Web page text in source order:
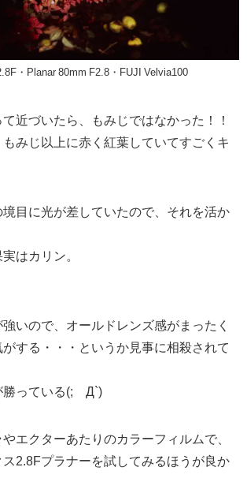
・Planar 80mm F2.8・FUJI Velvia100
近づいたら、もみじではなかった！！
みじ以上に赤く紅葉していてすごくキ
目に光が差していたので、それを活か
はカリン。
いので、オールドレンズ感がまったく
する・・・というか見事に相殺されて
勝っている(;´Д`)
エクターあたりのカラーフィルムで、
ス2.8Fプラナーを試してみるほうが良か